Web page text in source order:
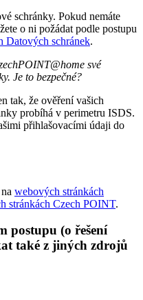
schránky. Pokud nemáte
o ni požádat podle postupu
Datových schránek.
své
Je to bezpečné?
tak, že ověření vašich
probíhá v perimetru ISDS.
přihlašovacími údaji do
webových stránkách
stránkách Czech POINT.
postupu (o řešení
také z jiných zdrojů